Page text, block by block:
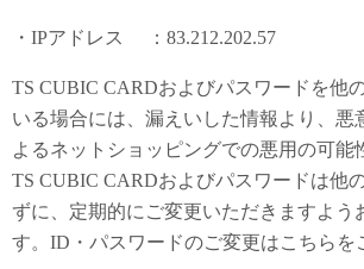
・IPアドレス ：83.212.202.57
TS CUBIC CARDおよびパスワードを他
いる場合には、漏えいした情報より、悪
よるネットショッピングでの悪用の可能
TS CUBIC CARDおよびパスワードは他
ずに、定期的にご変更いただきますよう
す。ID・パスワードのご変更はこちらを